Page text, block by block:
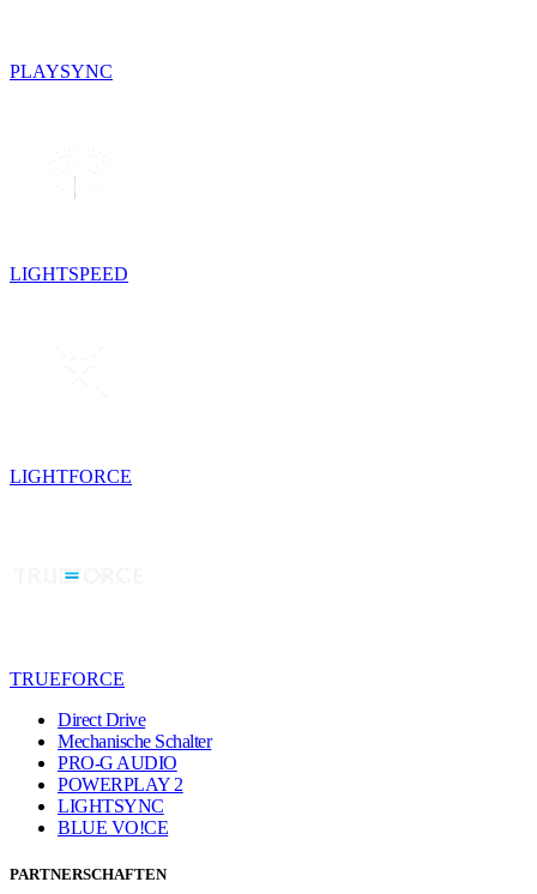
PLAYSYNC
LIGHTSPEED
LIGHTFORCE
TRUEFORCE
Direct Drive
Mechanische Schalter
PRO-G AUDIO
POWERPLAY 2
LIGHTSYNC
BLUE VO!CE
PARTNERSCHAFTEN